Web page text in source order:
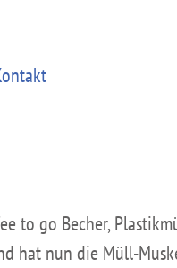
to go Becher,
hat nun die Müll-